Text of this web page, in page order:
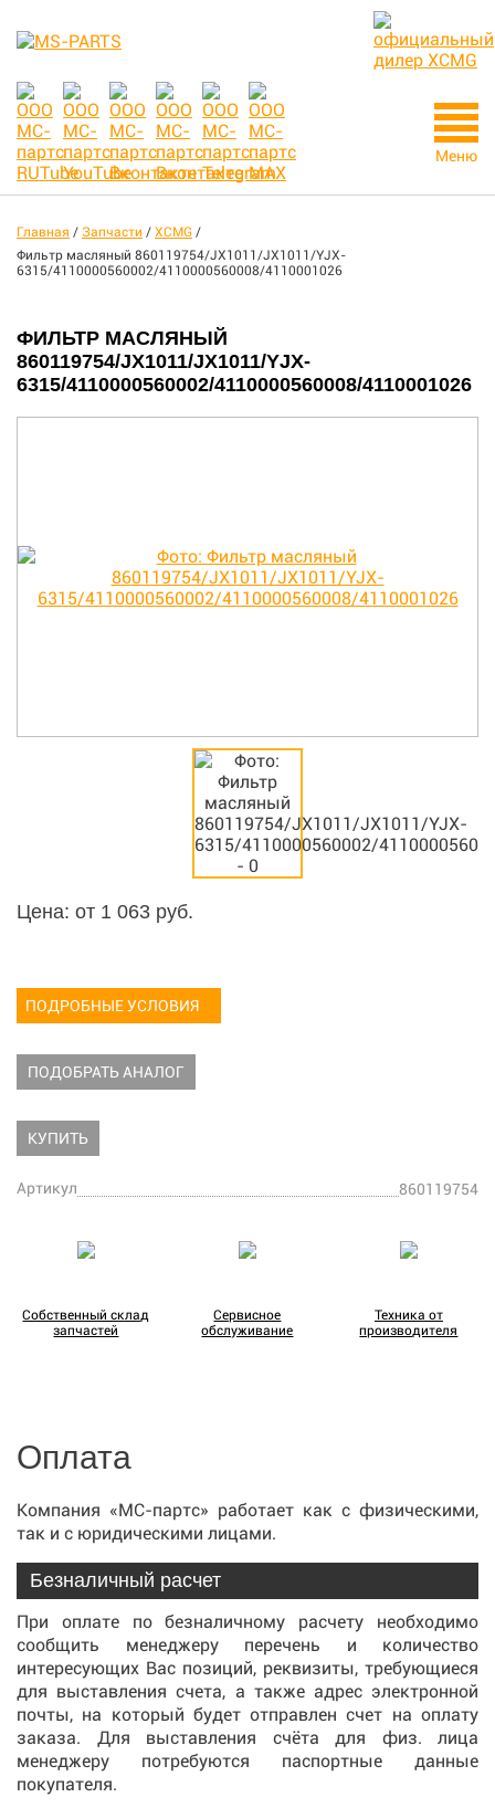
Меню
Главная / Запчасти / XCMG /
Фильтр масляный 860119754/JX1011/JX1011/YJX-
6315/4110000560002/4110000560008/4110001026
ФИЛЬТР МАСЛЯНЫЙ
860119754/JX1011/JX1011/YJX-
6315/4110000560002/4110000560008/4110001026
Цена: от 1 063 руб.
ПОДРОБНЫЕ УСЛОВИЯ
ПОДОБРАТЬ АНАЛОГ
КУПИТЬ
Артикул 860119754
Собственный склад
запчастей
Сервисное
обслуживание
Техника от
производителя
Оплата
Компания «МС-партс» работает как с физическими,
так и с юридическими лицами.
Безналичный расчет
При оплате по безналичному расчету необходимо
сообщить менеджеру перечень и количество
интересующих Вас позиций, реквизиты, требующиеся
для выставления счета, а также адрес электронной
почты, на который будет отправлен счет на оплату
заказа. Для выставления счёта для физ. лица
менеджеру потребуются паспортные данные
покупателя.